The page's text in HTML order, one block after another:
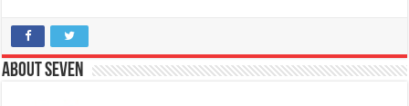
About Seven